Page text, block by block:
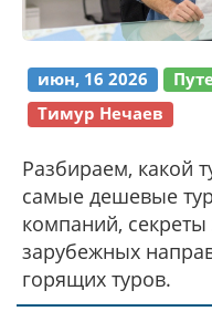
июн, 16 2026
Тимур Нечаев
Разбираем, какой
самые дешевые
компаний,
зарубежных
горящих туров.